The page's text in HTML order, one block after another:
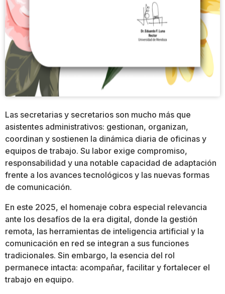
Las secretarias y secretarios son mucho más que
asistentes administrativos: gestionan, organizan,
coordinan y sostienen la dinámica diaria de oficinas y
equipos de trabajo. Su labor exige compromiso,
responsabilidad y una notable capacidad de adaptación
frente a los avances tecnológicos y las nuevas formas
de comunicación.
En este 2025, el homenaje cobra especial relevancia
ante los desafíos de la era digital, donde la gestión
remota, las herramientas de inteligencia artificial y la
comunicación en red se integran a sus funciones
tradicionales. Sin embargo, la esencia del rol
permanece intacta: acompañar, facilitar y fortalecer el
trabajo en equipo.